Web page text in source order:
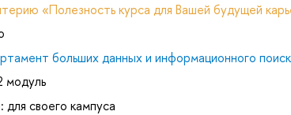
«Полезность курса для Вашей будущей
больших данных и информационного
модуль
для своего кампуса